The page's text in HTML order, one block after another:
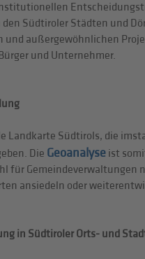
Südtiroler Städten und
und außergewöhnlichen
und Unternehmer.
Landkarte Südtirols, die
Die Geoanalyseist
für
ansiedeln oder
in Südtiroler Orts- und